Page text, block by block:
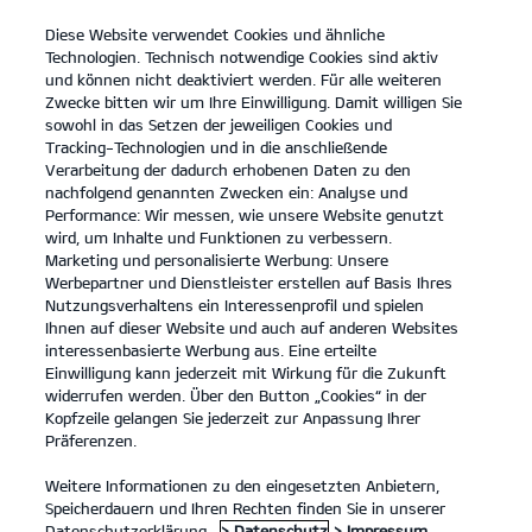
open
menu
KONTAKT
... ERSATZTEILE
KIA ERSATZTEILE
Kia EV6 GT Elektromotor, 430 kW, AWD
(Strom/Reduktionsgetriebe);
430 kW (585 PS): Stromverbrauch kombiniert 20,6 kWh/100 km; CO₂-
Emissionen kombiniert 0 g/km; CO₂-Klasse A. Bis zu 424 km Reichweite.
Ersatzteile
Diese Website verwendet Cookies und ähnliche
Technologien. Technisch notwendige Cookies sind aktiv
und können nicht deaktiviert werden. Für alle weiteren
Zwecke bitten wir um Ihre Einwilligung. Damit willigen Sie
sowohl in das Setzen der jeweiligen Cookies und
Tracking-Technologien und in die anschließende
Verarbeitung der dadurch erhobenen Daten zu den
nachfolgend genannten Zwecken ein: Analyse und
Performance: Wir messen, wie unsere Website genutzt
wird, um Inhalte und Funktionen zu verbessern.
Marketing und personalisierte Werbung: Unsere
Werbepartner und Dienstleister erstellen auf Basis Ihres
Nutzungsverhaltens ein Interessenprofil und spielen
Ihnen auf dieser Website und auch auf anderen Websites
interessenbasierte Werbung aus. Eine erteilte
Einwilligung kann jederzeit mit Wirkung für die Zukunft
widerrufen werden. Über den Button „Cookies“ in der
Kopfzeile gelangen Sie jederzeit zur Anpassung Ihrer
Präferenzen.
Weitere Informationen zu den eingesetzten Anbietern,
Speicherdauern und Ihren Rechten finden Sie in unserer